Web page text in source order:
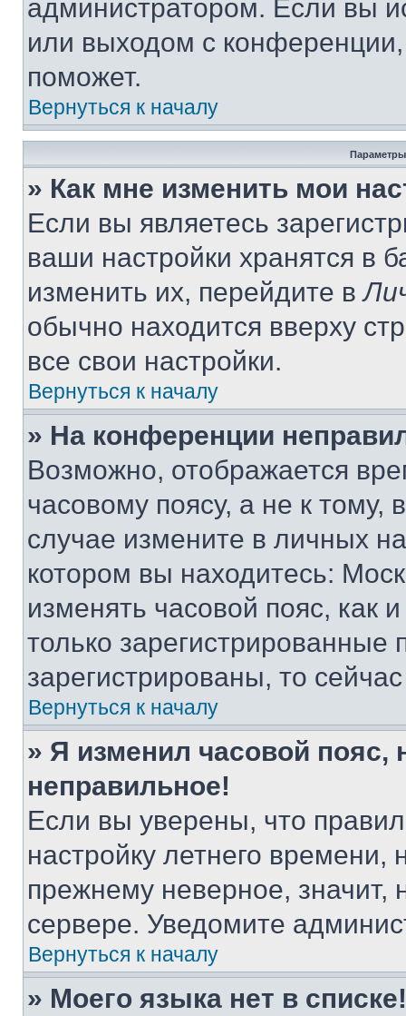
администратором. Если вы
или выходом с
поможет.
Вернуться к началу
Параметры
» Как мне изменить мои
Если вы являетесь
ваши настройки хранятся в
изменить их, перейдите в
обычно находится вверху
все свои настройки.
Вернуться к началу
» На конференции
Возможно, отображается
часовому поясу, а не к тому,
случае измените в личных
котором вы находитесь:
изменять часовой пояс, как
только
зарегистрированы, то
Вернуться к началу
» Я изменил часовой пояс,
неправильное!
Если вы уверены, что
настройку летнего
прежнему неверное, значит,
сервере. Уведомите
Вернуться к началу
» Моего языка нет в списке!